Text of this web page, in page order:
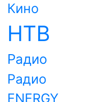
Кино
НТВ
Радио
Радио
ENERGY